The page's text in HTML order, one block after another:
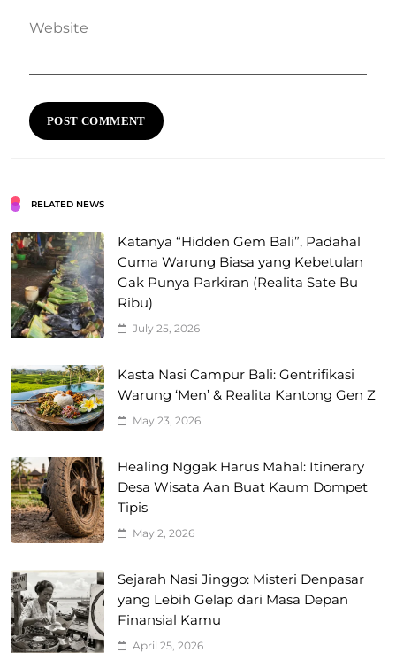
Website
RELATED NEWS
Katanya “Hidden Gem Bali”, Padahal
Cuma Warung Biasa yang Kebetulan
Gak Punya Parkiran (Realita Sate Bu
Ribu)
July 25, 2026
Kasta Nasi Campur Bali: Gentrifikasi
Warung ‘Men’ & Realita Kantong Gen Z
May 23, 2026
Healing Nggak Harus Mahal: Itinerary
Desa Wisata Aan Buat Kaum Dompet
Tipis
May 2, 2026
Sejarah Nasi Jinggo: Misteri Denpasar
yang Lebih Gelap dari Masa Depan
Finansial Kamu
April 25, 2026